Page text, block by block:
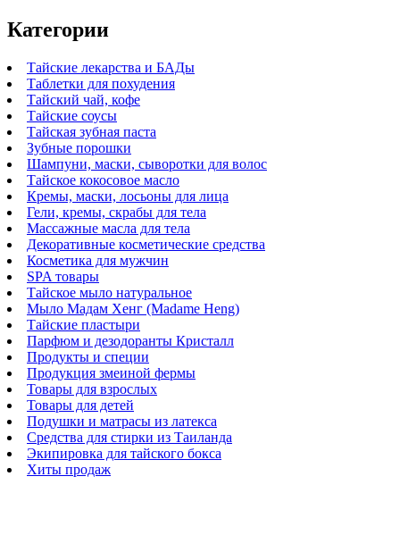
Категории
Тайские лекарства и БАДы
Таблетки для похудения
Тайский чай, кофе
Тайские соусы
Тайская зубная паста
Зубные порошки
Шампуни, маски, сыворотки для волос
Тайское кокосовое масло
Кремы, маски, лосьоны для лица
Гели, кремы, скрабы для тела
Массажные масла для тела
Декоративные косметические средства
Косметика для мужчин
SPA товары
Тайское мыло натуральное
Мыло Мадам Хенг (Madame Heng)
Тайские пластыри
Парфюм и дезодоранты Кристалл
Продукты и специи
Продукция змеиной фермы
Товары для взрослых
Товары для детей
Подушки и матрасы из латекса
Средства для стирки из Таиланда
Экипировка для тайского бокса
Хиты продаж